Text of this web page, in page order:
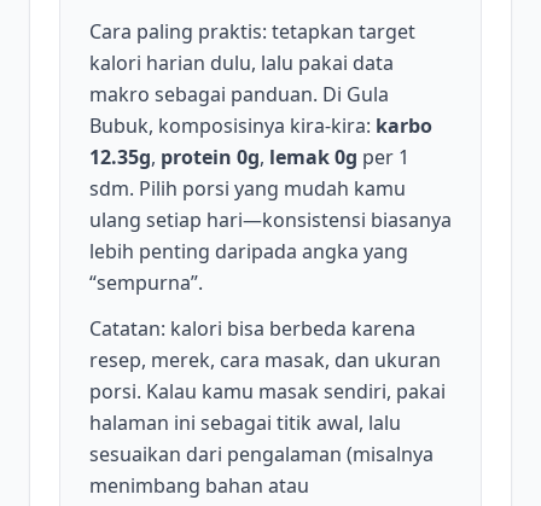
Cara paling praktis: tetapkan target
kalori harian dulu, lalu pakai data
makro sebagai panduan. Di Gula
Bubuk, komposisinya kira-kira: karbo
12.35g, protein 0g, lemak 0g per 1
sdm. Pilih porsi yang mudah kamu
ulang setiap hari—konsistensi biasanya
lebih penting daripada angka yang
“sempurna”.
Catatan: kalori bisa berbeda karena
resep, merek, cara masak, dan ukuran
porsi. Kalau kamu masak sendiri, pakai
halaman ini sebagai titik awal, lalu
sesuaikan dari pengalaman (misalnya
menimbang bahan atau